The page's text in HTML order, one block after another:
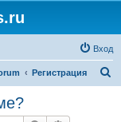
Вход
Регистрация